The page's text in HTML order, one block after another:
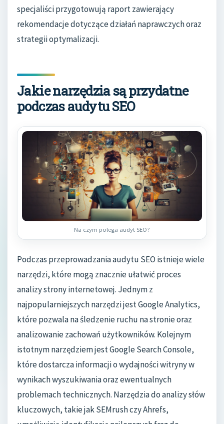
specjaliści przygotowują raport zawierający
rekomendacje dotyczące działań naprawczych oraz
strategii optymalizacji.
Jakie narzędzia są przydatne
podczas audytu SEO
Na czym polega audyt SEO?
Podczas przeprowadzania audytu SEO istnieje wiele
narzędzi, które mogą znacznie ułatwić proces
analizy strony internetowej. Jednym z
najpopularniejszych narzędzi jest Google Analytics,
które pozwala na śledzenie ruchu na stronie oraz
analizowanie zachowań użytkowników. Kolejnym
istotnym narzędziem jest Google Search Console,
które dostarcza informacji o wydajności witryny w
wynikach wyszukiwania oraz ewentualnych
problemach technicznych. Narzędzia do analizy słów
kluczowych, takie jak SEMrush czy Ahrefs,